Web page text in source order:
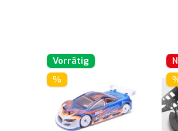
Vorrätig
%